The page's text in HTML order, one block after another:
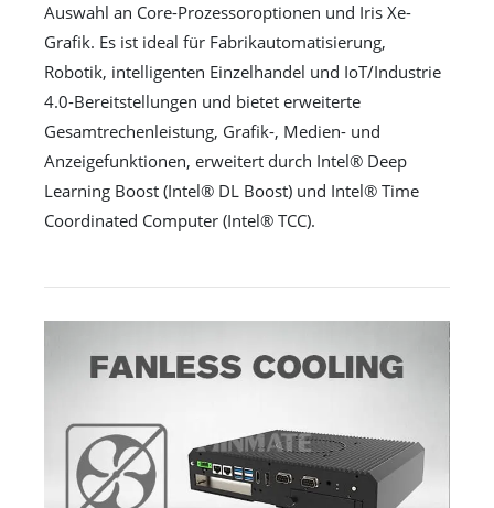
Auswahl an Core-Prozessoroptionen und Iris Xe-
Grafik. Es ist ideal für Fabrikautomatisierung,
Robotik, intelligenten Einzelhandel und IoT/Industrie
4.0-Bereitstellungen und bietet erweiterte
Gesamtrechenleistung, Grafik-, Medien- und
Anzeigefunktionen, erweitert durch Intel® Deep
Learning Boost (Intel® DL Boost) und Intel® Time
Coordinated Computer (Intel® TCC).